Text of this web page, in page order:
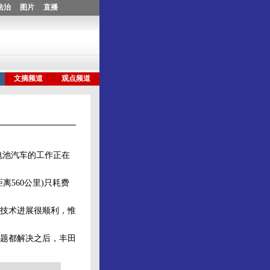
汽车的工作正在
560公里)只耗费
术进展很顺利，惟
都解决之后，丰田